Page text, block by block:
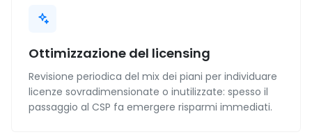
Ottimizzazione del licensing
Revisione periodica del mix dei piani per individuare
licenze sovradimensionate o inutilizzate: spesso il
passaggio al CSP fa emergere risparmi immediati.